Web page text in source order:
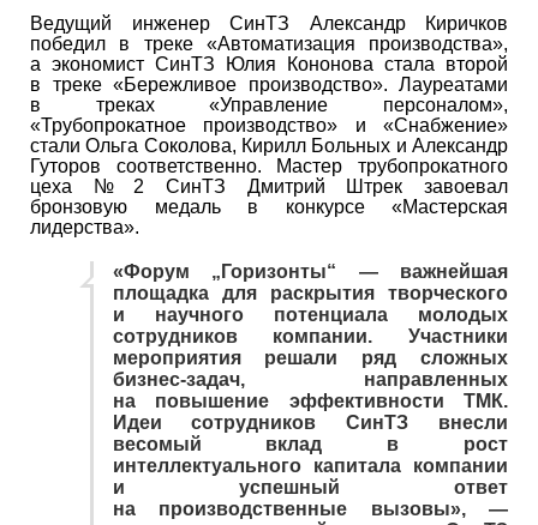
Ведущий инженер СинТЗ Александр Киричков
победил в треке «Автоматизация производства»,
а экономист СинТЗ Юлия Кононова стала второй
в треке «Бережливое производство». Лауреатами
в треках «Управление персоналом»,
«Трубопрокатное производство» и «Снабжение»
стали Ольга Соколова, Кирилл Больных и Александр
Гуторов соответственно. Мастер трубопрокатного
цеха № 2 СинТЗ Дмитрий Штрек завоевал
бронзовую медаль в конкурсе «Мастерская
лидерства».
«Форум „Горизонты“ — важнейшая
площадка для раскрытия творческого
и научного потенциала молодых
сотрудников компании. Участники
мероприятия решали ряд сложных
бизнес-задач, направленных
на повышение эффективности ТМК.
Идеи сотрудников СинТЗ внесли
весомый вклад в рост
интеллектуального капитала компании
и успешный ответ
на производственные вызовы», —